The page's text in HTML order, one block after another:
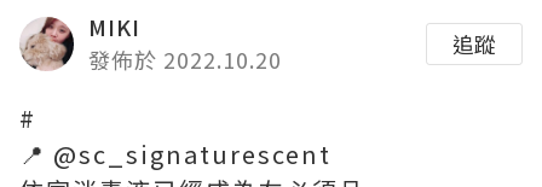
MIKI
發佈於 2022.10.20
追蹤
#
📍 @sc_signaturescent